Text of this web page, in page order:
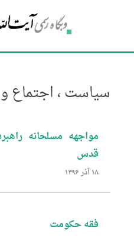
سیاست ، اجتماع
مواجهه‌ مسلحانه
قدس
۱۸ آذر ۱۳۹۶
فقه حکومت